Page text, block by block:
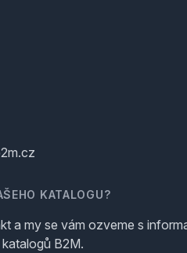
KATALOGU?
a my se vám ozveme s
B2M.